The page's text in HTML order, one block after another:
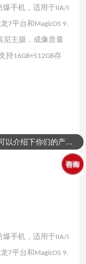
爆手机，适用于IIA/I
7平台和 MagicOS 9.
尼主摄，成像质量
持16GB+512GB存
爆手机，适用于IIA/I
7平台和 MagicOS 9.
可以介绍下你们的产品么？